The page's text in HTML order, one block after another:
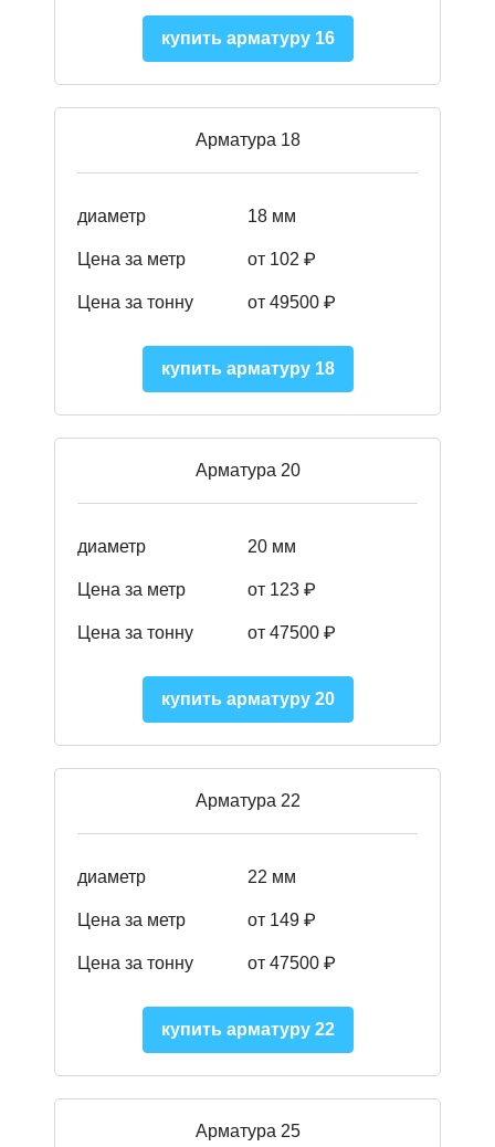
купить арматуру 16
Арматура 18
диаметр 18 мм
Цена за метр от 102 ₽
Цена за тонну от 49500 ₽
купить арматуру 18
Арматура 20
диаметр 20 мм
Цена за метр от 123 ₽
Цена за тонну от 47500 ₽
купить арматуру 20
Арматура 22
диаметр 22 мм
Цена за метр от 149 ₽
Цена за тонну от 47500 ₽
купить арматуру 22
Арматура 25